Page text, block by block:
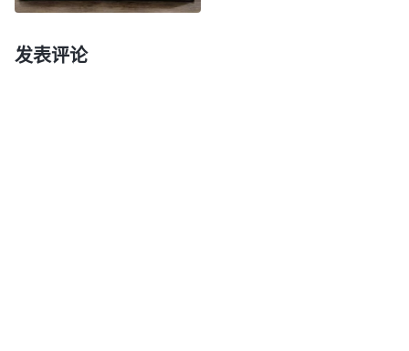
漏，有一部分先知所传达的神的话没有被收录到旧约
圣经里，而是收集在次经里，那这些漏掉的先知的预
言难道不是神的话吗？约翰福音21章25节也明确
发表评论